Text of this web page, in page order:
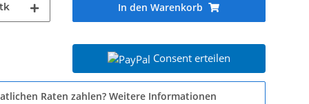
In den Warenkorb
Consent erteilen
Raten zahlen? Weitere Informationen